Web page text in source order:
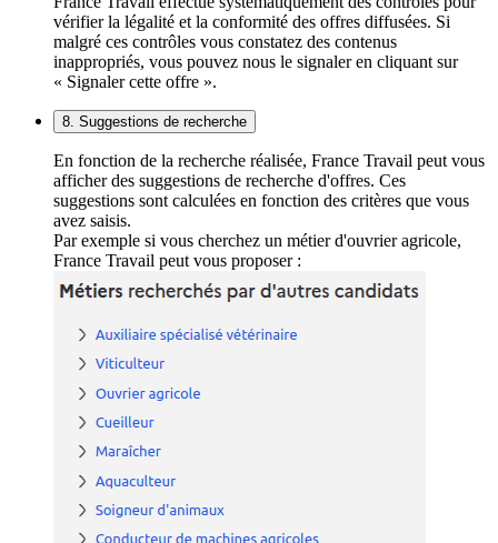
vérifier la légalité et la conformité des offres diffusées. Si
malgré ces contrôles vous constatez des contenus
inappropriés, vous pouvez nous le signaler en cliquant sur
« Signaler cette offre ».
8. Suggestions de recherche
En fonction de la recherche réalisée, France Travail peut vous
afficher des suggestions de recherche d'offres. Ces
suggestions sont calculées en fonction des critères que vous
avez saisis.
Par exemple si vous cherchez un métier d'ouvrier agricole,
France Travail peut vous proposer :